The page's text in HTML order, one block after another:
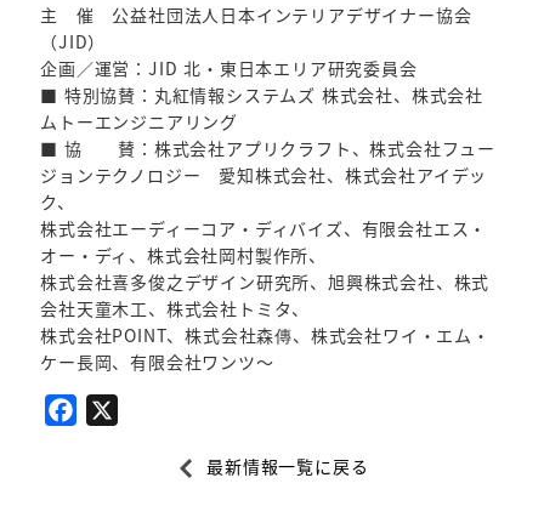
主 催 公益社団法人日本インテリアデザイナー協会
（JID）
企画／運営：JID 北・東日本エリア研究委員会
■ 特別協賛：丸紅情報システムズ 株式会社、株式会社
ムトーエンジニアリング
■ 協 賛：株式会社アプリクラフト、株式会社フュー
ジョンテクノロジー 愛知株式会社、株式会社アイデッ
ク、
株式会社エーディーコア・ディバイズ、有限会社エス・
オー・ディ、株式会社岡村製作所、
株式会社喜多俊之デザイン研究所、旭興株式会社、株式
会社天童木工、株式会社トミタ、
株式会社POINT、株式会社森傳、株式会社ワイ・エム・
ケー長岡、有限会社ワンツ～
最新情報一覧に戻る